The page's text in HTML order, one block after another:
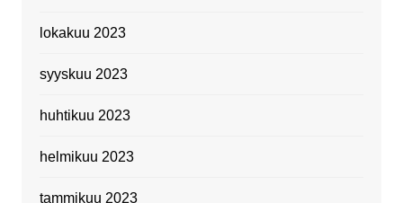
lokakuu 2023
syyskuu 2023
huhtikuu 2023
helmikuu 2023
tammikuu 2023